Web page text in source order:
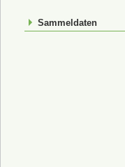
Sammeldaten